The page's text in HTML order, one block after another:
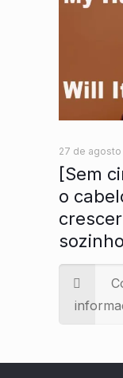
27 de agosto
[Sem
o
sozinho